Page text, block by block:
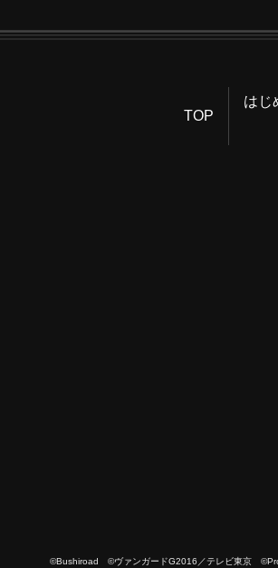
TOP
はじ
©Bushiroad ©ヴァンガードG2016／テレビ東京